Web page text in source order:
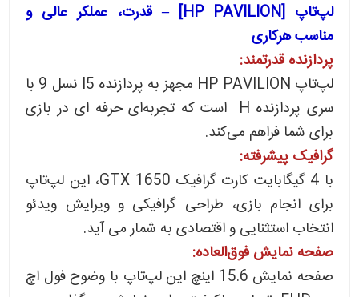
لپ‌تاپ [HP PAVILION] – قدرت، عملکر عالی و
مناسب هرکاری
پردازنده قدرتمند:
لپ‌تاپ HP PAVILION مجهز به پردازنده I5 نسل 9 با
سری پردازنده H است که تجربه‌ای حرفه ای در بازی
برای شما فراهم می‌کند.
گرافیک پیشرفته:
با 4 گیگابایت کارت گرافیک GTX 1650، این لپ‌تاپ
برای انجام بازی‌، طراحی گرافیکی و ویرایش ویدئو
انتخاب استثنایی و اقتصادی به شمار می آید.
صفحه نمایش فوق‌العاده:
صفحه نمایش 15.6 اینچ این لپ‌تاپ با وضوح فول اچ